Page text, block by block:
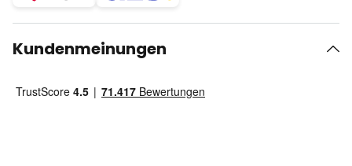
Kundenmeinungen